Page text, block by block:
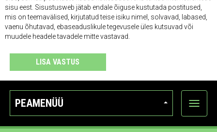
sisu eest. Sisustusweb jätab endale õiguse kustutada postitused,
mis on teemavälised, kirjutatud teise isiku nimel, solvavad, labased,
vaenu õhutavad, ebaseaduslikule tegevusele üles kutsuvad või
muudele headele tavadele mitte vastavad.
LISA VASTUS
PEAMENÜÜ
Ava